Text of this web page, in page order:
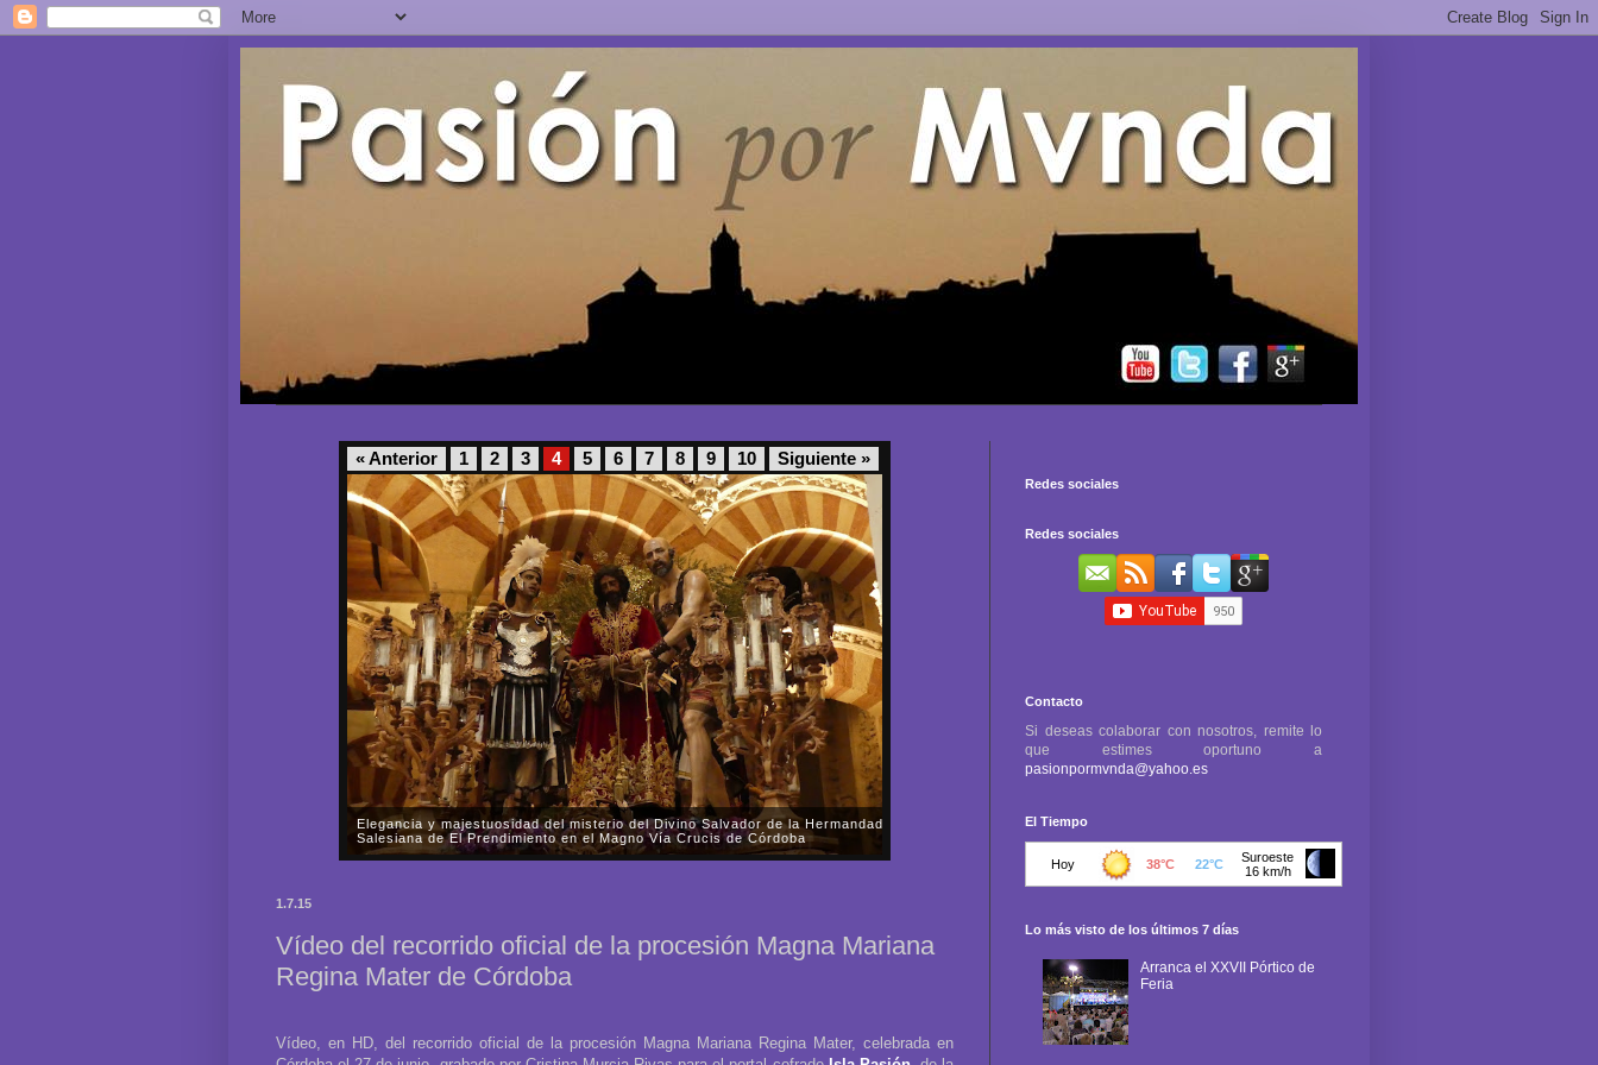
« Anterior 1 2 3 4 5 6 7 8 9 10 Siguiente »
La Parroquia Nuestra Señora de la Fuensanta celebró la procesión de
rogativas del Señor de las Mercedes
1.7.15
Vídeo del recorrido oficial de la procesión Magna Mariana
Regina Mater de Córdoba
Vídeo, en HD, del recorrido oficial de la procesión Magna Mariana Regina Mater, celebrada en
Redes sociales
Redes sociales
Contacto
Si deseas colaborar con nosotros, remite lo
que estimes oportuno a
pasionpormvnda@yahoo.es
El Tiempo
Lo más visto de los últimos 7 días
Arranca el XXVII Pórtico de
Feria